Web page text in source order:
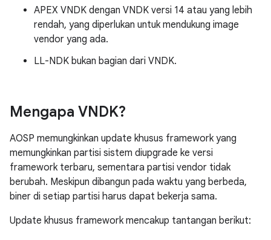
APEX VNDK dengan VNDK versi 14 atau yang lebih
rendah, yang diperlukan untuk mendukung image
vendor yang ada.
LL-NDK bukan bagian dari VNDK.
Mengapa VNDK?
AOSP memungkinkan update khusus framework yang
memungkinkan partisi sistem diupgrade ke versi
framework terbaru, sementara partisi vendor tidak
berubah. Meskipun dibangun pada waktu yang berbeda,
biner di setiap partisi harus dapat bekerja sama.
Update khusus framework mencakup tantangan berikut: